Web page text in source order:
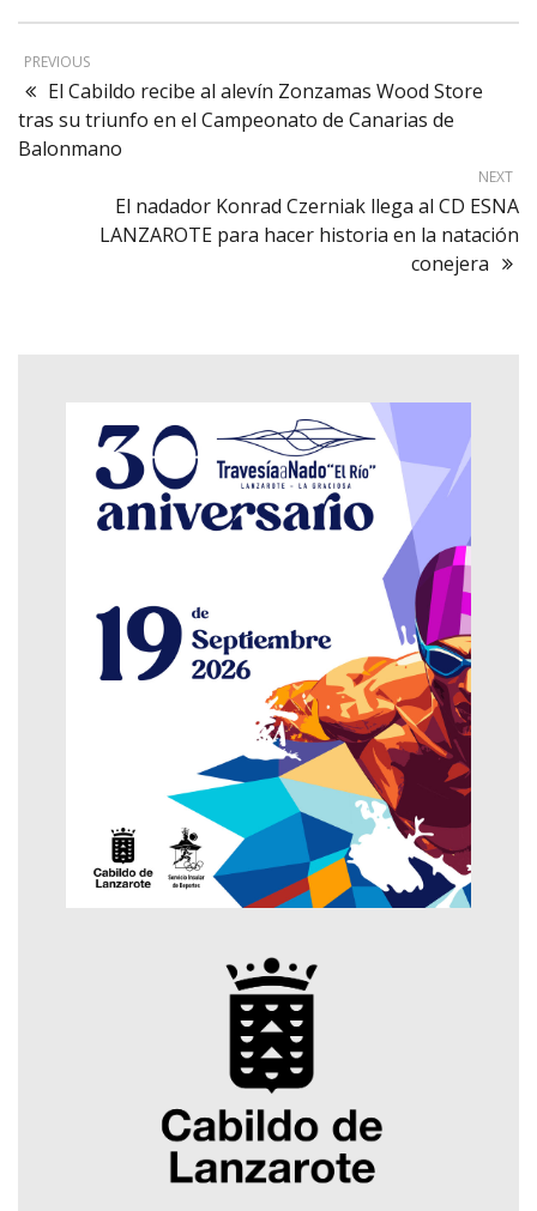
PREVIOUS
El Cabildo recibe al alevín Zonzamas Wood Store
tras su triunfo en el Campeonato de Canarias de
Balonmano
NEXT
El nadador Konrad Czerniak llega al CD ESNA
LANZAROTE para hacer historia en la natación
conejera